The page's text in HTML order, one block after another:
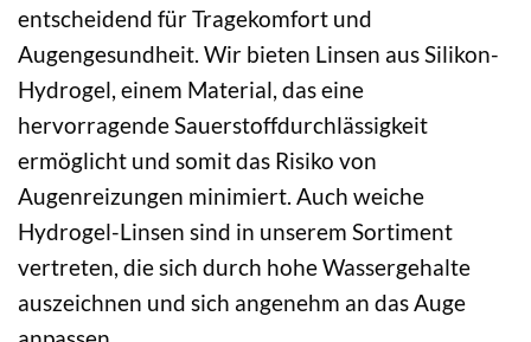
entscheidend für Tragekomfort und
Augengesundheit. Wir bieten Linsen aus Silikon-
Hydrogel, einem Material, das eine
hervorragende Sauerstoffdurchlässigkeit
ermöglicht und somit das Risiko von
Augenreizungen minimiert. Auch weiche
Hydrogel-Linsen sind in unserem Sortiment
vertreten, die sich durch hohe Wassergehalte
auszeichnen und sich angenehm an das Auge